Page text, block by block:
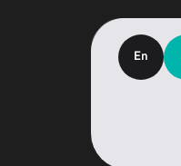
En